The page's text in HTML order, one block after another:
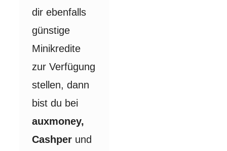
dir ebenfalls
günstige
Minikredite
zur Verfügung
stellen, dann
bist du bei
auxmoney,
Cashper und